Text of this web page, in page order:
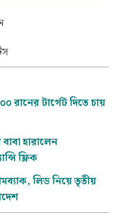
রানের টার্গেট দিতে চায়
হারালেন
ফ্লিক
লিড নিয়ে তৃতীয়